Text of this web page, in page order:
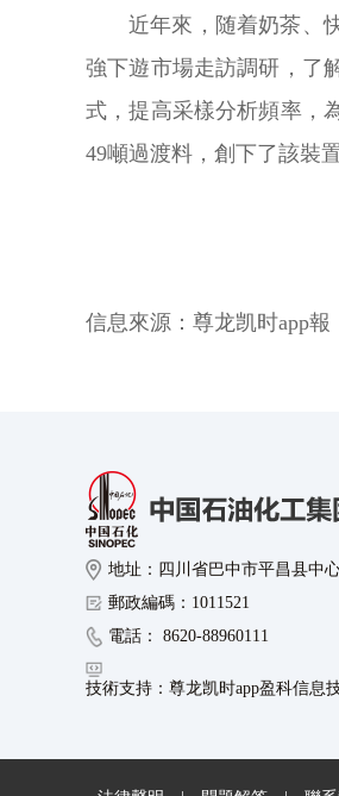
近年來，随着奶茶、
強下遊市場走訪調研，了
式，提高采樣分析頻率，
49噸過渡料，創下了該裝
信息來源： 尊龙凯时app報
地址：四川省巴中市平昌县中
郵政編碼：1011521
電話： 8620-88960111
技術支持：尊龙凯时app盈科信息